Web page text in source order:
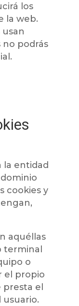
los
la web.
usan
no podrás
la entidad
cookies y
aquéllas
terminal
o
el propio
el
usuario.